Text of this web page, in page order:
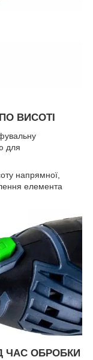
ВИСОТІ
для
напрямної,
елемента
ЧАС ОБРОБКИ